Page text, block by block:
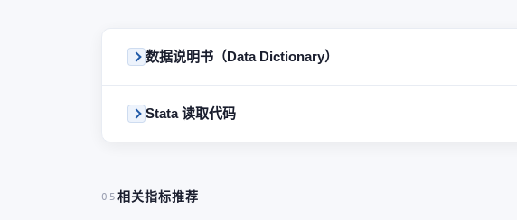
数据说明书（Data Dictionary）
Stata 读取代码
05 相关指标推荐